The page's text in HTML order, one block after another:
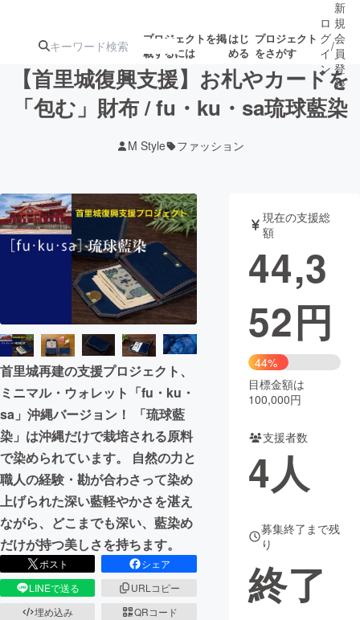
プロジェクトを掲
載するには
はじ
める
プロジェクト
をさがす
ジェクト
ロジェクト
アート・写真 音楽
テクノロジー・ガジェット ゲーム・
映像・映画 書籍・雑誌
ビジネス・起業 チャレンジ
まちづくり・地域活性化
CAMPFIRE for Social Good
CAMPFIRE Creation
CAMPFIREふるさと納税machi-ya コミュニティ
ロ
グ
イ
ン
/
新
規
会
員
登
録
【首里城復興支援】お札やカードを
「包む」財布 / fu・ku・sa琉球藍染
M Style ファッション
首里城再建の支援プロジェクト、
ミニマル・ウォレット「fu・ku・
sa」沖縄バージョン！ 「琉球藍
染」は沖縄だけで栽培される原料
で染められています。 自然の力と
職人の経験・勘が合わさって染め
上げられた深い藍軽やかさを湛え
ながら、どこまでも深い、藍染め
だけが持つ美しさを持ちます。
ポスト
シェア
LINEで送る
URLコピー
埋め込み
QRコード
現在の支援総
額
44,3
52円
44%
目標金額は
100,000円
支援者数
4人
募集終了まで残
り
終了